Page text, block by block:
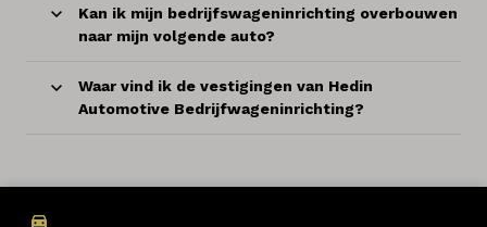
Kan ik mijn bedrijfswageninrichting overbouwen
naar mijn volgende auto?
Waar vind ik de vestigingen van Hedin
Automotive Bedrijfwageninrichting?